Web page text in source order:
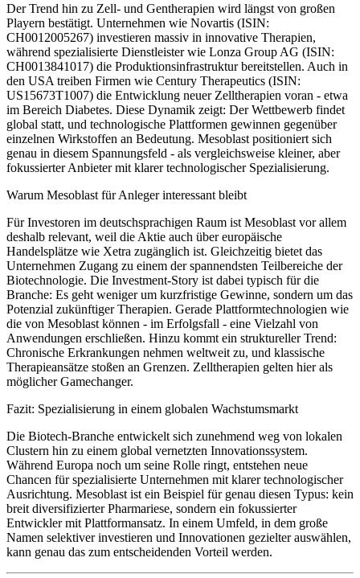
Der Trend hin zu Zell- und Gentherapien wird längst von großen
Playern bestätigt. Unternehmen wie Novartis (ISIN:
CH0012005267) investieren massiv in innovative Therapien,
während spezialisierte Dienstleister wie Lonza Group AG (ISIN:
CH0013841017) die Produktionsinfrastruktur bereitstellen. Auch in
den USA treiben Firmen wie Century Therapeutics (ISIN:
US15673T1007) die Entwicklung neuer Zelltherapien voran - etwa
im Bereich Diabetes. Diese Dynamik zeigt: Der Wettbewerb findet
global statt, und technologische Plattformen gewinnen gegenüber
einzelnen Wirkstoffen an Bedeutung. Mesoblast positioniert sich
genau in diesem Spannungsfeld - als vergleichsweise kleiner, aber
fokussierter Anbieter mit klarer technologischer Spezialisierung.
Warum Mesoblast für Anleger interessant bleibt
Für Investoren im deutschsprachigen Raum ist Mesoblast vor allem
deshalb relevant, weil die Aktie auch über europäische
Handelsplätze wie Xetra zugänglich ist. Gleichzeitig bietet das
Unternehmen Zugang zu einem der spannendsten Teilbereiche der
Biotechnologie. Die Investment-Story ist dabei typisch für die
Branche: Es geht weniger um kurzfristige Gewinne, sondern um das
Potenzial zukünftiger Therapien. Gerade Plattformtechnologien wie
die von Mesoblast können - im Erfolgsfall - eine Vielzahl von
Anwendungen erschließen. Hinzu kommt ein struktureller Trend:
Chronische Erkrankungen nehmen weltweit zu, und klassische
Therapieansätze stoßen an Grenzen. Zelltherapien gelten hier als
möglicher Gamechanger.
Fazit: Spezialisierung in einem globalen Wachstumsmarkt
Die Biotech-Branche entwickelt sich zunehmend weg von lokalen
Clustern hin zu einem global vernetzten Innovationssystem.
Während Europa noch um seine Rolle ringt, entstehen neue
Chancen für spezialisierte Unternehmen mit klarer technologischer
Ausrichtung. Mesoblast ist ein Beispiel für genau diesen Typus: kein
breit diversifizierter Pharmariese, sondern ein fokussierter
Entwickler mit Plattformansatz. In einem Umfeld, in dem große
Namen selektiver investieren und Innovationen gezielter auswählen,
kann genau das zum entscheidenden Vorteil werden.